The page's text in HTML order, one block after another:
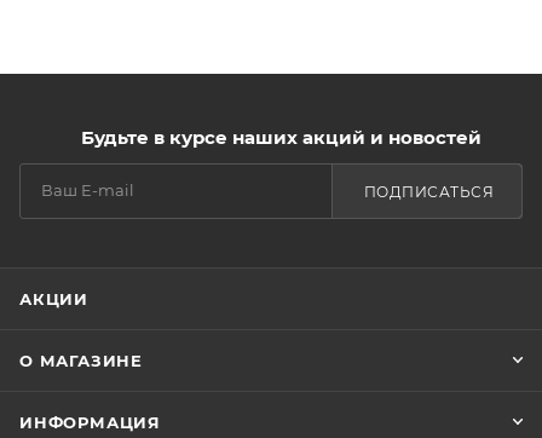
Будьте в курсе наших акций и новостей
ПОДПИСАТЬСЯ
АКЦИИ
О МАГАЗИНЕ
ИНФОРМАЦИЯ